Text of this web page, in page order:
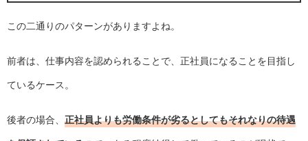
この二通りのパターンがありますよね。
前者は、仕事内容を認められることで、正社員になることを目指し
ているケース。
後者の場合、 正社員よりも労働条件が劣るとしてもそれなりの待遇